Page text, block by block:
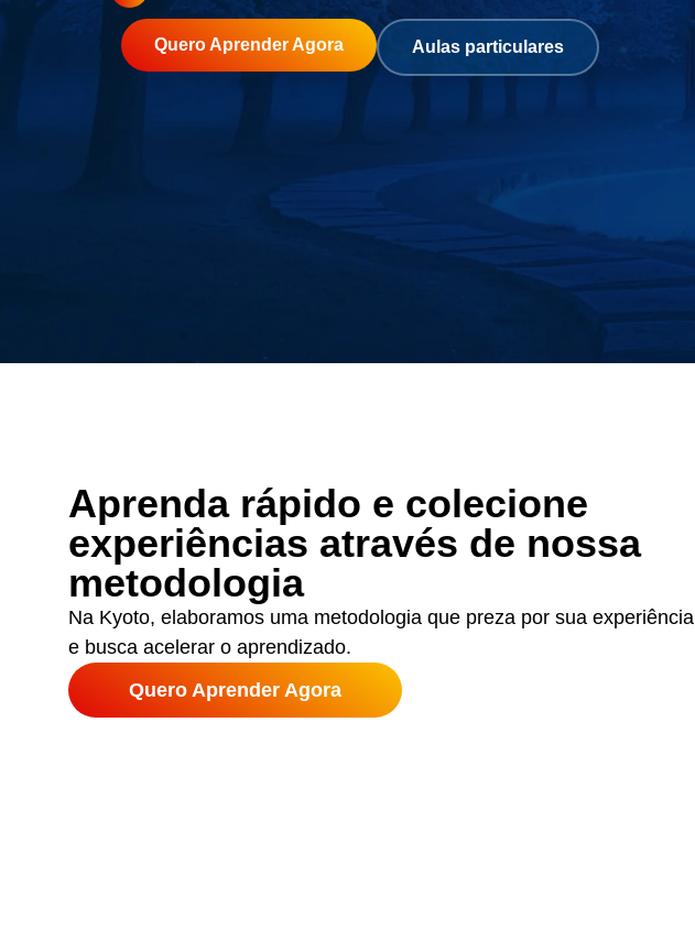
Quero Aprender Agora Aulas particulares
Aprenda rápido e colecione
experiências através de nossa
metodologia
Na Kyoto, elaboramos uma metodologia que preza por sua experiência
e busca acelerar o aprendizado.
Quero Aprender Agora